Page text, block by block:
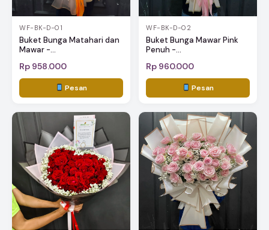
WF-BK-D-01
Buket Bunga Matahari dan
Mawar -...
Rp 958.000
Pesan
WF-BK-D-02
Buket Bunga Mawar Pink
Penuh -...
Rp 960.000
Pesan